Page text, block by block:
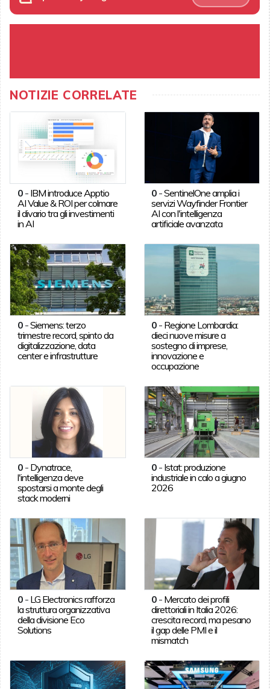
NOTIZIE CORRELATE
0- IBM introduce Apptio
AI Value & ROI per colmare
il divario tra gli investimenti
in AI
0 -SentinelOne amplia i
servizi Wayfinder Frontier
AI con l'intelligenza
artificiale avanzata
0-Siemens: terzo
trimestre record, spinto da
digitalizzazione, data
center e infrastrutture
0 - Regione Lombardia:
dieci nuove misure a
sostegno di imprese,
innovazione e
occupazione
0- Dynatrace,
l'intelligenza deve
spostarsi a monte degli
stack moderni
0 - Istat: produzione
industriale in calo a giugno
2026
0- LG Electronics rafforza
la struttura organizzativa
della divisione Eco
Solutions
0 - Mercato dei profili
direttoriali in Italia 2026:
crescita record, ma pesano
il gap delle PMI e il
mismatch